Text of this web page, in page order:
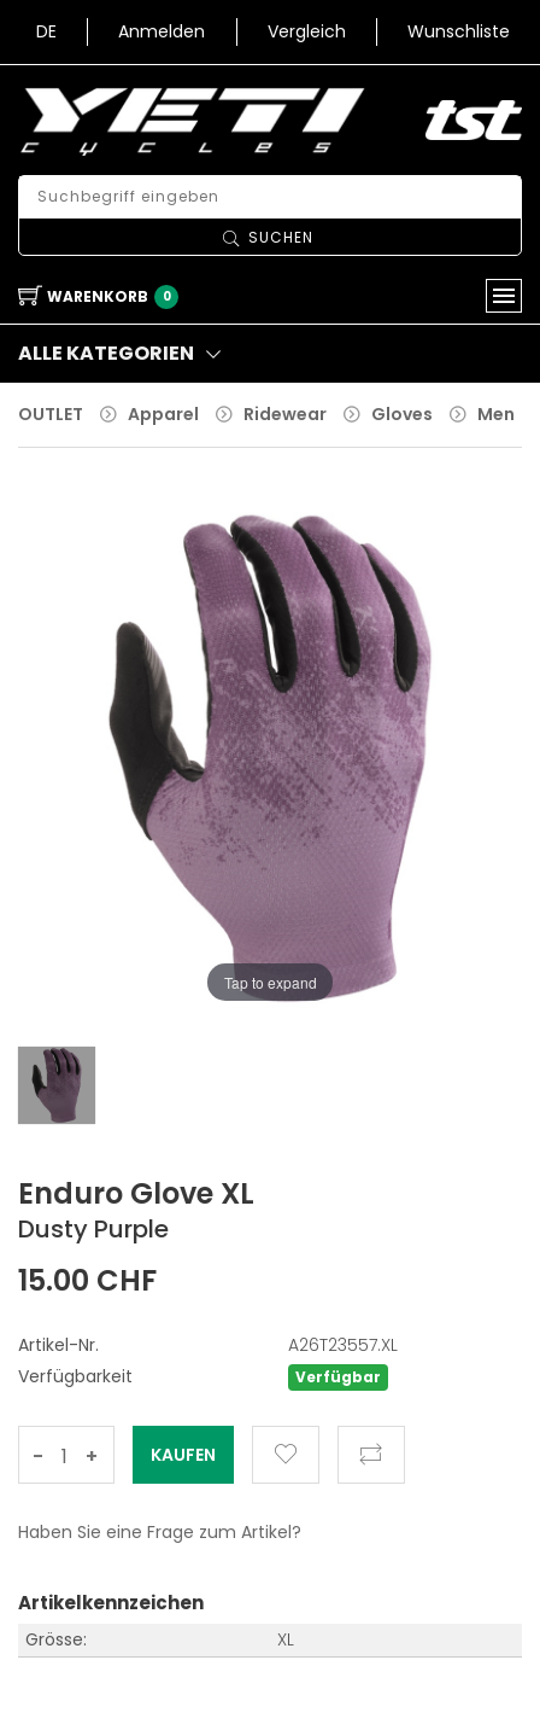
DE Anmelden Vergleich Wunschliste
SUCHEN
WARENKORB 0
ALLE KATEGORIEN
OUTLET Apparel Ridewear Gloves Men
Tap to expand
Enduro Glove XL
Dusty Purple
15.00 CHF
Artikel-Nr.
A26T23557.XL
Verfügbarkeit
Verfügbar
- +
Haben Sie eine Frage zum Artikel?
Artikelkennzeichen
Grösse: XL